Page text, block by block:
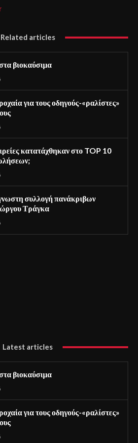
Related articles
βιοκαύσιμα
για τους οδηγούς-«ραλίστες»
κατατάχθηκαν στο TOP 10
συλλογή πανάκριβων
Τράγκα
Latest articles
βιοκαύσιμα
για τους οδηγούς-«ραλίστες»